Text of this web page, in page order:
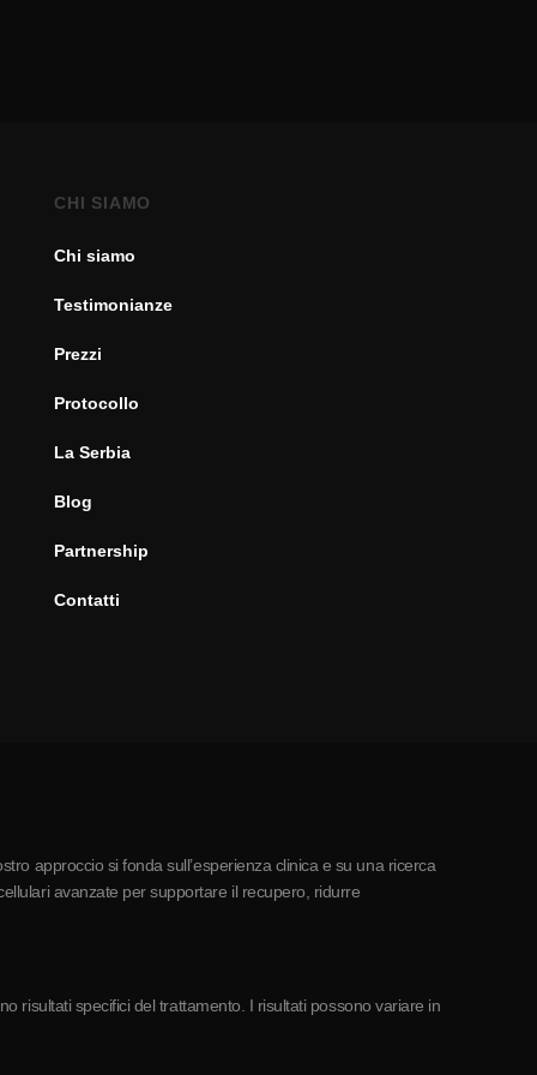
CHI SIAMO
Chi siamo
Testimonianze
Prezzi
Protocollo
La Serbia
Blog
Partnership
Contatti
approccio si fonda sull’esperienza clinica e su una ricerca
avanzate per supportare il recupero, ridurre
risultati specifici del trattamento. I risultati possono variare in